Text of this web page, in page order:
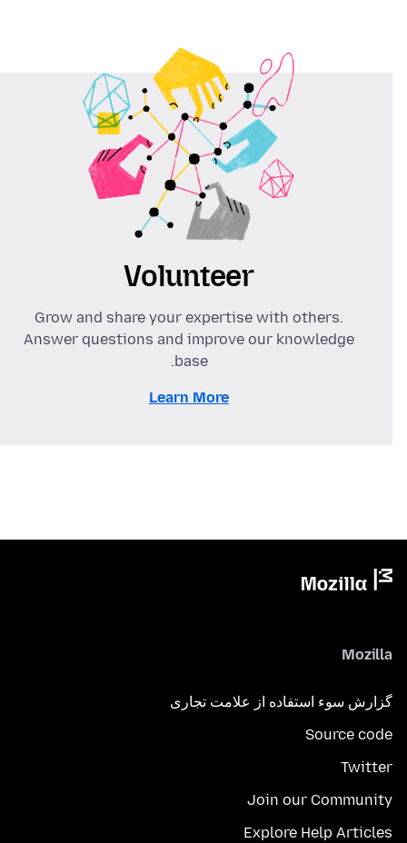
Volunteer
Grow and share your expertise with others.
Answer questions and improve our knowledge
base.
Learn More
Mozilla
گزارش سوء استفاده از علامت تجاری
Source code
Twitter
Join our Community
Explore Help Articles